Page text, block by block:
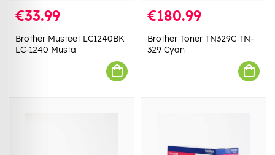
€33.99
Brother Musteet LC1240BK
LC-1240 Musta
€180.99
Brother Toner TN329C TN-
329 Cyan